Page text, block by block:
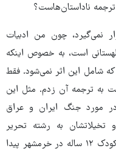
ناداستان‌هاست؟
نمی‌گیرد، چون من ادبیات
است، به خصوص اینکه
می‌کنم که شامل این اثر نمی‌شود. فقط
به ترجمه آن زدم. مثل این
در مورد جنگ ایران و عراق
تخیلاتشان به رشته تحریر
درآمده‌اند؛ حال اگر یادداشت‌هایی از یک کودک ۱۲ ساله در خرمشهر پیدا